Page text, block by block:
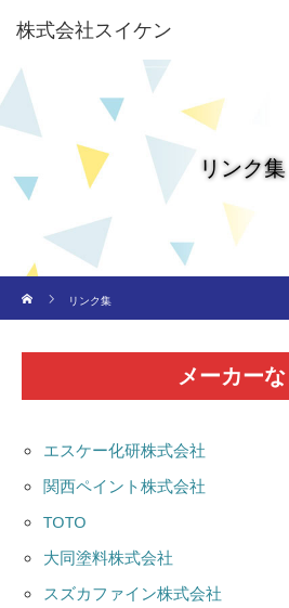
株式会社スイケン
リンク集
リンク集
メーカー
エスケー化研株式会社
関西ペイント株式会社
TOTO
大同塗料株式会社
スズカファイン株式会社